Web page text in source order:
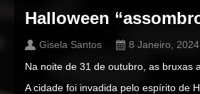
Halloween
Gisela Santos 8 Janeiro, 2024
Na noite de 31 de outubro, as bruxas
A cidade foi invadida pelo espírito de